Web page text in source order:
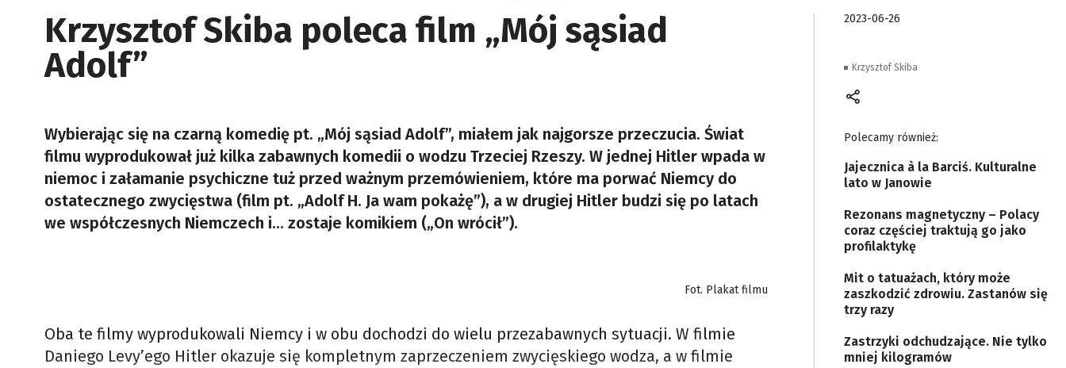
Krzysztof Skiba poleca film „Mój sąsiad
Adolf”
Wybierając się na czarną komedię pt. „Mój sąsiad Adolf”, miałem jak najgorsze przeczucia. Świat
filmu wyprodukował już kilka zabawnych komedii o wodzu Trzeciej Rzeszy. W jednej Hitler wpada w
niemoc i załamanie psychiczne tuż przed ważnym przemówieniem, które ma porwać Niemcy do
ostatecznego zwycięstwa (film pt. „Adolf H. Ja wam pokażę”), a w drugiej Hitler budzi się po latach
we współczesnych Niemczech i... zostaje komikiem („On wrócił”).
Fot. Plakat filmu
Oba te filmy wyprodukowali Niemcy i w obu dochodzi do wielu przezabawnych sytuacji. W filmie
Daniego Levy’ego Hitler okazuje się kompletnym zaprzeczeniem zwycięskiego wodza, a w filmie
2023-06-26
Krzysztof Skiba
Polecamy również:
Jajecznica à la Barciś. Kulturalne
lato w Janowie
Rezonans magnetyczny – Polacy
coraz częściej traktują go jako
profilaktykę
Mit o tatuażach, który może
zaszkodzić zdrowiu. Zastanów się
trzy razy
Zastrzyki odchudzające. Nie tylko
mniej kilogramów